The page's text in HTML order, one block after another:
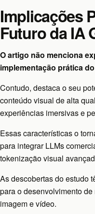
Implicações
Futuro da IA
O artigo não menciona
implementação prática
Contudo, destaca o seu
conteúdo visual de alta
experiências imersivas e
Essas características o
para integrar LLMs
tokenização visual
As descobertas do estudo
para o desenvolvimento
imagem e vídeo.